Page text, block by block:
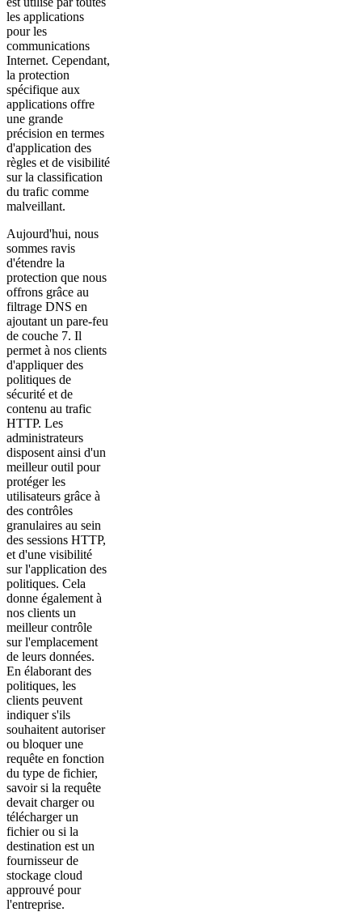
les applications
pour les
communications
Internet. Cependant,
la protection
spécifique aux
applications offre
une grande
précision en termes
d'application des
règles et de visibilité
sur la classification
du trafic comme
malveillant.
Aujourd'hui, nous
sommes ravis
d'étendre la
protection que nous
offrons grâce au
filtrage DNS en
ajoutant un pare-feu
de couche 7. Il
permet à nos clients
d'appliquer des
politiques de
sécurité et de
contenu au trafic
HTTP. Les
administrateurs
disposent ainsi d'un
meilleur outil pour
protéger les
utilisateurs grâce à
des contrôles
granulaires au sein
des sessions HTTP,
et d'une visibilité
sur l'application des
politiques. Cela
donne également à
nos clients un
meilleur contrôle
sur l'emplacement
de leurs données.
En élaborant des
politiques, les
clients peuvent
indiquer s'ils
souhaitent autoriser
ou bloquer une
requête en fonction
du type de fichier,
savoir si la requête
devait charger ou
télécharger un
fichier ou si la
destination est un
fournisseur de
stockage cloud
approuvé pour
l'entreprise.